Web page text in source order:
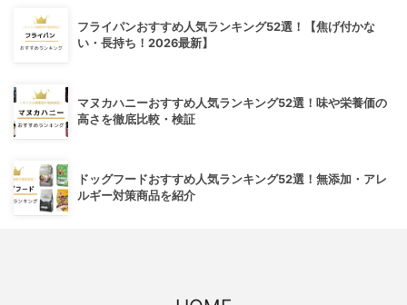
フライパンおすすめ人気ランキング52選！【焦げ付かな
い・長持ち！2026最新】
マヌカハニーおすすめ人気ランキング52選！味や栄養価の
高さを徹底比較・検証
ドッグフードおすすめ人気ランキング52選！無添加・アレ
ルギー対策商品を紹介